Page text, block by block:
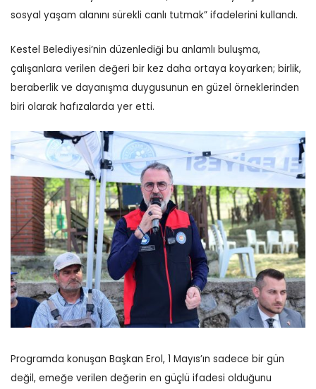
sosyal yaşam alanını sürekli canlı tutmak” ifadelerini kullandı.
Kestel Belediyesi’nin düzenlediği bu anlamlı buluşma,
çalışanlara verilen değeri bir kez daha ortaya koyarken; birlik,
beraberlik ve dayanışma duygusunun en güzel örneklerinden
biri olarak hafızalarda yer etti.
Programda konuşan Başkan Erol, 1 Mayıs’ın sadece bir gün
değil, emeğe verilen değerin en güçlü ifadesi olduğunu